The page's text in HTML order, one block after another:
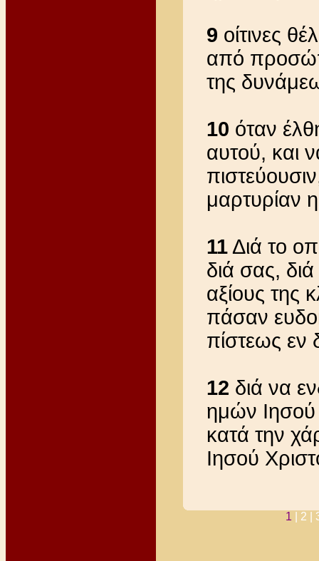
9 οίτινες
από
της
10 όταν
αυτού, και
μαρτυρίαν
11Διά το
διά σας,
αξίους της
πάσαν
πίστεως εν
12 διά να
ημών Ιησού
κατά την
Ιησού
1 2 |